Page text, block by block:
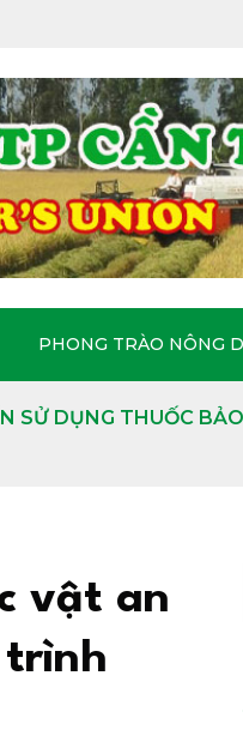
PHONG TRÀO NÔNG
SỬ DỤNG THUỐC
vật an